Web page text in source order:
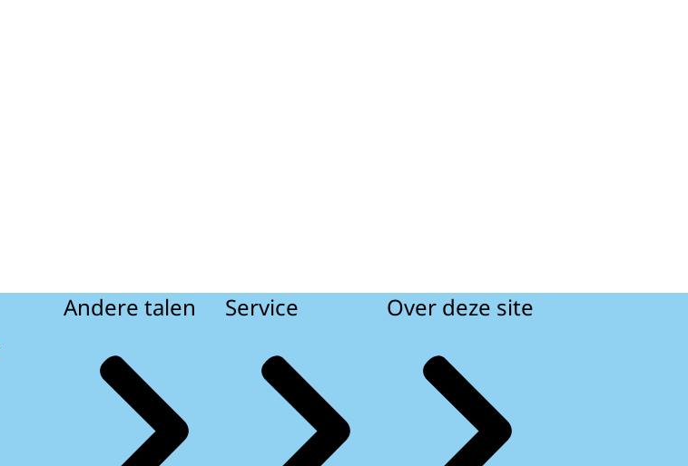
Andere talen Service Over deze site